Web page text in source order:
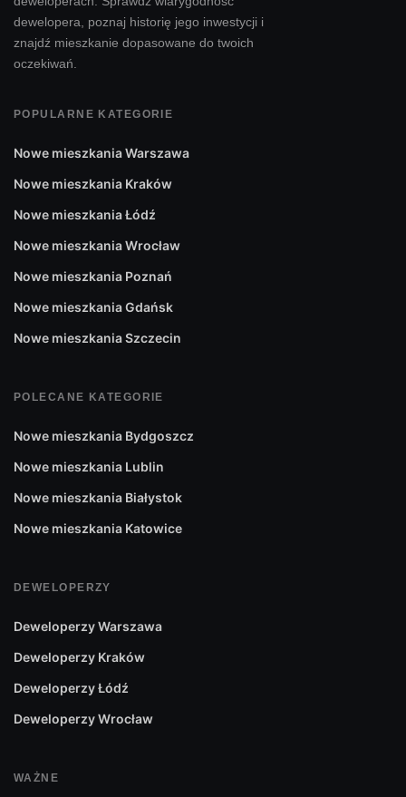
dewelopera, poznaj historię jego inwestycji i
znajdź mieszkanie dopasowane do twoich
oczekiwań.
POPULARNE KATEGORIE
Nowe mieszkania Warszawa
Nowe mieszkania Kraków
Nowe mieszkania Łódź
Nowe mieszkania Wrocław
Nowe mieszkania Poznań
Nowe mieszkania Gdańsk
Nowe mieszkania Szczecin
POLECANE KATEGORIE
Nowe mieszkania Bydgoszcz
Nowe mieszkania Lublin
Nowe mieszkania Białystok
Nowe mieszkania Katowice
DEWELOPERZY
Deweloperzy Warszawa
Deweloperzy Kraków
Deweloperzy Łódź
Deweloperzy Wrocław
WAŻNE